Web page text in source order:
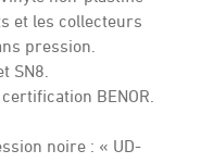
et les collecteurs
pression.
SN8.
BENOR.
noire : « UD-